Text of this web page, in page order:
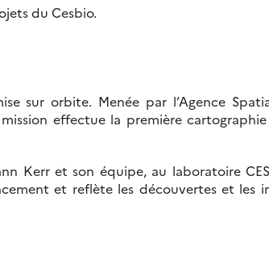
du Cesbio.
sur orbite. Menée par l’Agence
effectue la première
Kerr et son équipe, au laboratoire
et reflète les découvertes et les